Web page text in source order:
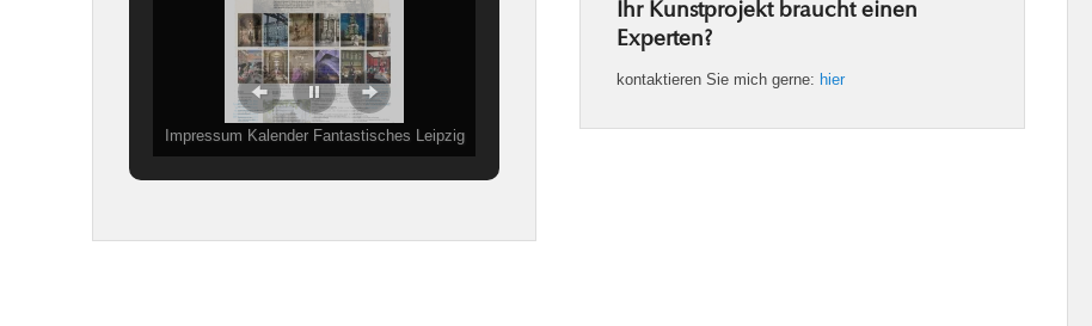
Impressum Kalender Fantastisches Leipzig
Ihr Kunstprojekt braucht einen
Experten?
kontaktieren Sie mich gerne: hier